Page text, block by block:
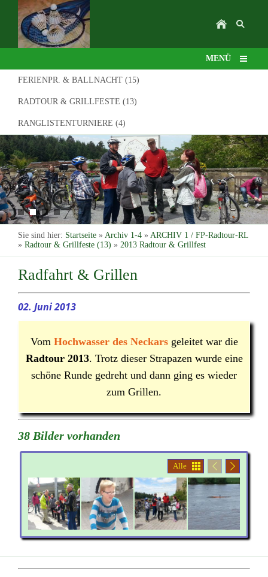
MENÜ
FERIENPR. & BALLNACHT (15)
RADTOUR & GRILLFESTE (13)
RANGLISTENTURNIERE (4)
Sie sind hier: Startseite » Archiv 1-4 » ARCHIV 1 / FP-Radtour-RL
» Radtour & Grillfeste (13) » 2013 Radtour & Grillfest
Radfahrt & Grillen
02. Juni 2013
Vom Hochwasser des Neckars geleitet war die
Radtour 2013. Trotz dieser Strapazen wurde eine
schöne Runde gedreht und dann ging es wieder
zum Grillen.
38 Bilder vorhanden
Alle